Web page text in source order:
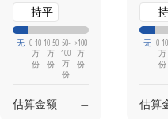
持平
无 0-10
万
份
10-50
万
份
50-
100
万
份
>100
万
份
估算金额 —
无 0-10
万
份
估算